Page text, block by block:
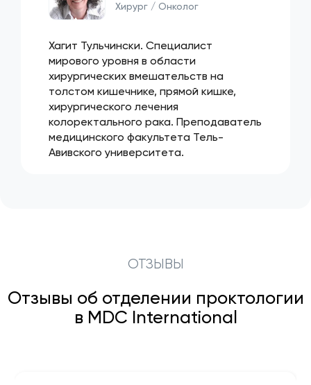
Хагит Тульчински. Специалист
мирового уровня в области
хирургических вмешательств на
толстом кишечнике, прямой кишке,
хирургического лечения
колоректального рака. Преподаватель
медицинского факультета Тель-
Авивского университета.
Хирург / Онколог
ОТЗЫВЫ
Отзывы об отделении проктологии
в MDC International